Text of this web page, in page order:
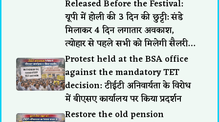
Released Before the Festival:
यूपी में होली की 3 दिन की छुट्टी: संडे
मिलाकर 4 दिन लगातार अवकाश,
त्योहार से पहले सभी को मिलेगी सैलरी…
Protest held at the BSA office
against the mandatory TET
decision: टीईटी अनिवार्यता के विरोध
में बीएसए कार्यालय पर किया प्रदर्शन
Restore the old pension